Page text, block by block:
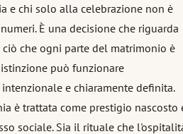
e chi solo alla celebrazione non è
È una decisione che riguarda
che ogni parte del matrimonio è
può funzionare
e chiaramente definita.
è trattata come prestigio nascosto
sociale. Sia il rituale che